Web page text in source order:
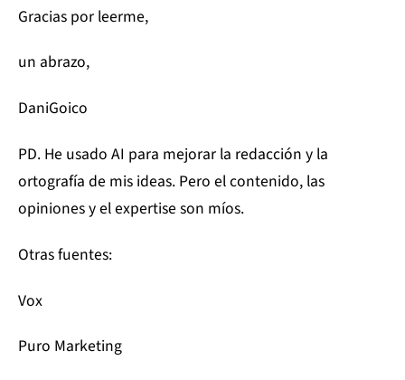
Gracias por leerme,
un abrazo,
DaniGoico
PD. He usado AI para mejorar la redacción y la
ortografía de mis ideas. Pero el contenido, las
opiniones y el expertise son míos.
Otras fuentes:
Vox
Puro Marketing